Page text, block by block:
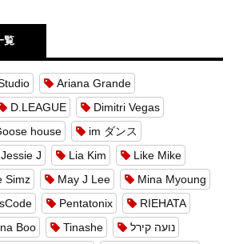
覧
Ariana Grande
D.LEAGUE
Dimitri Vegas
house
im ダンス
Jessie J Lia Kim
Like Mike
Simz May J Lee
Mina Myoung
Pentatonix
RIEHATA
Boo Tinashe
נועה קירל